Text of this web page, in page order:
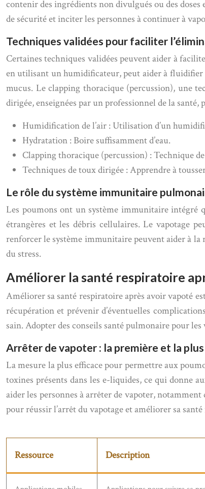
contenir des ingrédients non divulgués ou des
de sécurité et inciter les personnes à continuer à
Techniques validées pour faciliter
Certaines techniques validées peuvent aider à
en utilisant un humidificateur, peut aider à fluidifier
mucus. Le clapping thoracique (percussion), une
dirigée, enseignées par un professionnel de la
Humidification de l’air : Utilisation d’un
Hydratation : Boire suffisamment d’eau.
Clapping thoracique (percussion) : Technique
Techniques de toux dirigée : Apprendre à
Le rôle du système immunitaire
Les poumons ont un système immunitaire intégré
étrangères et les débris cellulaires. Le vapotage
renforcer le système immunitaire peuvent aider à
du stress.
Améliorer la santé respiratoire
Améliorer sa santé respiratoire après avoir vapoté
récupération et prévenir d’éventuelles
sain. Adopter des conseils santé pulmonaire pour
Arrêter de vapoter : la première et la
La mesure la plus efficace pour permettre aux
toxines présents dans les e-liquides, ce qui donne
aider les personnes à arrêter de vapoter,
pour réussir l’arrêt du vapotage et améliorer sa
Ressource Description